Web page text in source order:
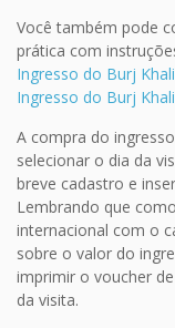
Você também pode
prática com
Ingresso do Burj
Ingresso do Burj
A compra do
selecionar o dia da
breve cadastro e
Lembrando que
internacional com o
sobre o valor do
imprimir o voucher
da visita.